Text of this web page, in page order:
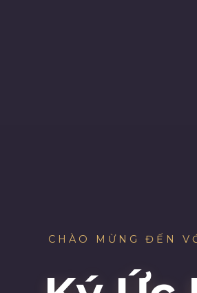
CHÀO MỪNG ĐẾN